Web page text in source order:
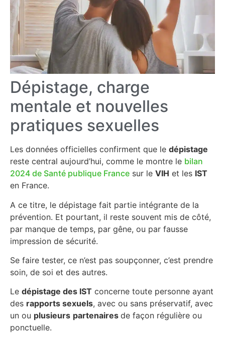
Dépistage, charge
mentale et nouvelles
pratiques sexuelles
Les données officielles confirment que le dépistage
reste central aujourd’hui, comme le montre le bilan
2024 de Santé publique France sur le VIH et les IST
en France.
A ce titre, le dépistage fait partie intégrante de la
prévention. Et pourtant, il reste souvent mis de côté,
par manque de temps, par gêne, ou par fausse
impression de sécurité.
Se faire tester, ce n’est pas soupçonner, c’est prendre
soin, de soi et des autres.
Le dépistage des IST concerne toute personne ayant
des rapports sexuels, avec ou sans préservatif, avec
un ou plusieurs partenaires de façon régulière ou
ponctuelle.